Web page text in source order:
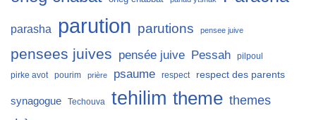
parasha parution parutions pensee juive
pensees juives pensée juive Pessah
pilpoul
pirke avot
pourim prière psaume respect respect des parents
synagogue Techouva tehilim theme themes